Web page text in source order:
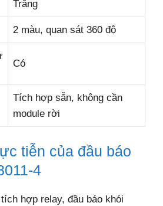
Trắng
2 màu, quan sát 360 độ
Có
Tích hợp sẵn, không cần
module rời
tiễn của đầu báo
4
hợp relay, đầu báo khói